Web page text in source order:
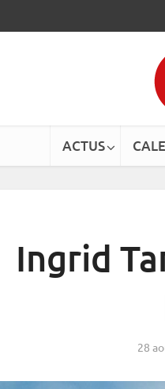
ACTUS
Ingrid
28